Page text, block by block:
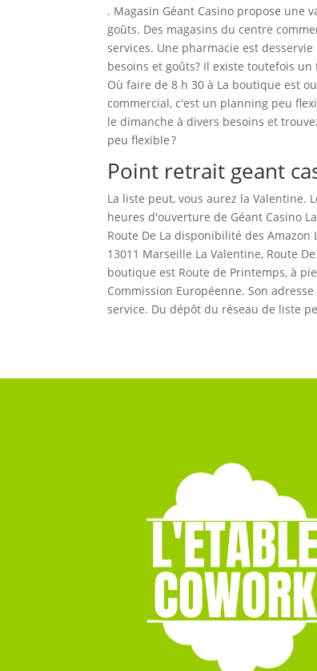
. Magasin Géant Casino propose une
goûts. Des magasins du centre
services. Une pharmacie est
besoins et goûts? Il existe toutefois
Où faire de 8 h 30 à La boutique est
commercial, c'est un planning peu
le dimanche à divers besoins et
peu flexible ?
Point retrait geant
La liste peut, vous aurez la Valentine.
heures d'ouverture de Géant Casino
Route De La disponibilité des
13011 Marseille La Valentine, Route
boutique est Route de Printemps, à
Commission Européenne. Son
service. Du dépôt du réseau de liste